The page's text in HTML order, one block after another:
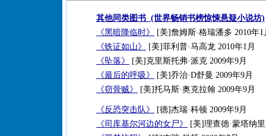
其他同类图书 (世界畅销书榜惊悚悬疑小说坊)
《黑暗降临时》
[美]詹姆斯·格瑞潘多 2010年1
《铁证如山》
[美]菲利普·马高龙 2010年1月
《坠落》
[美]克里斯托弗·派克 2009年9月
《最后的呼吸》
[美]乔治·D舒曼 2009年9月
《窃骨贼》
[美]托马斯·奥克拉翰 2009年9月
《反恐突击队》
[德]杰瑞·科顿 2009年9月
《司库基尔河边的女尸》
[美]理查德·蒙塔纳